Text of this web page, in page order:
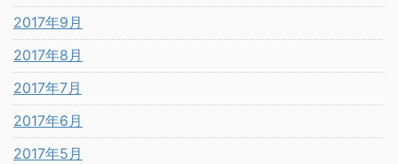
2017年9月
2017年8月
2017年7月
2017年6月
2017年5月